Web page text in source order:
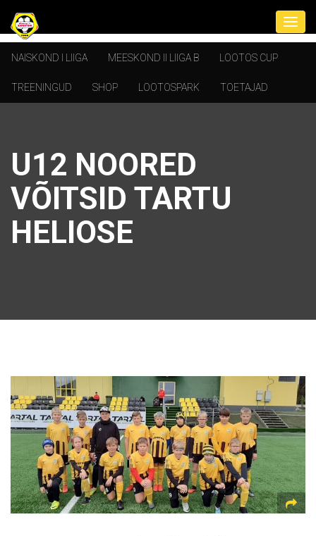
NAISKOND I LIIGA MEESKOND II LIIGA B LOOTOS CUP
TREENINGUD SHOP LOOTOSPARK TOETAJAD
U12 NOORED
VÕITSID TARTU
HELIOSE